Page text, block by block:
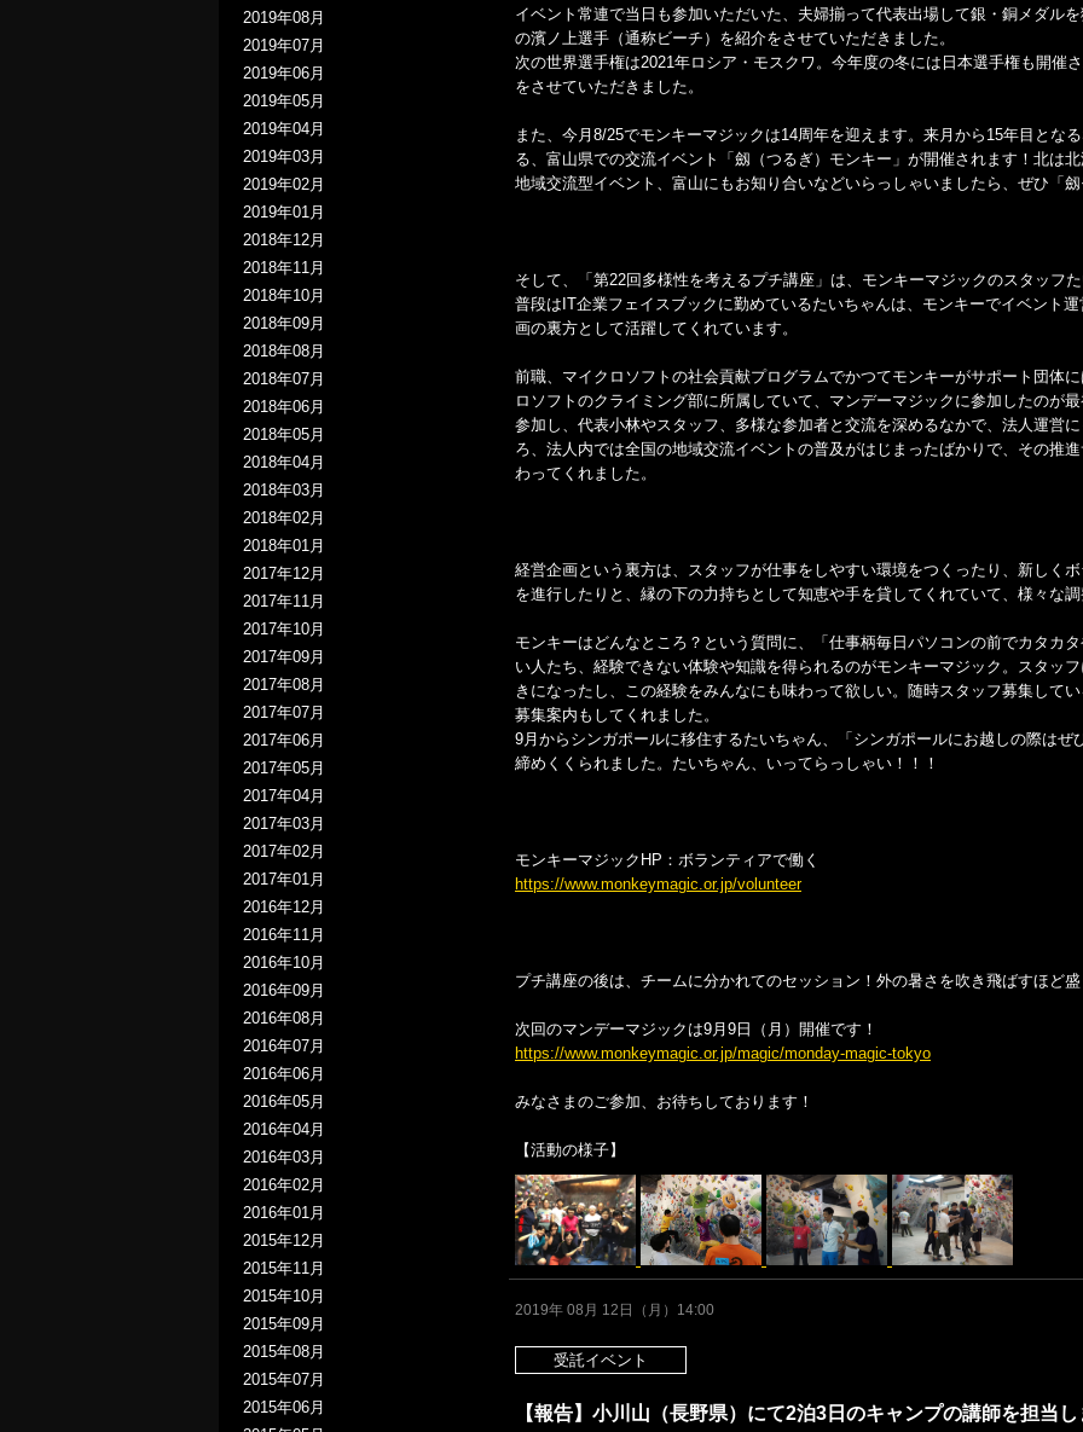
2019年08月
2019年07月
2019年06月
2019年05月
2019年04月
2019年03月
2019年02月
2019年01月
2018年12月
2018年11月
2018年10月
2018年09月
2018年08月
2018年07月
2018年06月
2018年05月
2018年04月
2018年03月
2018年02月
2018年01月
2017年12月
2017年11月
2017年10月
2017年09月
2017年08月
2017年07月
2017年06月
2017年05月
2017年04月
2017年03月
2017年02月
2017年01月
2016年12月
2016年11月
2016年10月
2016年09月
2016年08月
2016年07月
2016年06月
2016年05月
2016年04月
2016年03月
2016年02月
2016年01月
2015年12月
2015年11月
2015年10月
2015年09月
2015年08月
2015年07月
2015年06月
イベント常連で当日も参加いただいた、夫婦揃って代表出場して銀・銅メダル
の濱ノ上選手（通称ビーチ）を紹介をさせていただきました。
次の世界選手権は2021年ロシア・モスクワ。今年度の冬には日本選手権も開催
をさせていただきました。
また、今月8/25でモンキーマジックは14周年を迎えます。来月から15年目とな
る、富山県での交流イベント「劔（つるぎ）モンキー」が開催されます！北は
地域交流型イベント、富山にもお知り合いなどいらっしゃいましたら、ぜひ「
そして、「第22回多様性を考えるプチ講座」は、モンキーマジックのスタッフた
普段はIT企業フェイスブックに勤めているたいちゃんは、モンキーでイベント
画の裏方として活躍してくれています。
前職、マイクロソフトの社会貢献プログラムでかつてモンキーがサポート団体
ロソフトのクライミング部に所属していて、マンデーマジックに参加したのが
参加し、代表小林やスタッフ、多様な参加者と交流を深めるなかで、法人運営
ろ、法人内では全国の地域交流イベントの普及がはじまったばかりで、その推
わってくれました。
経営企画という裏方は、スタッフが仕事をしやすい環境をつくったり、新しく
を進行したりと、縁の下の力持ちとして知恵や手を貸してくれていて、様々な調
モンキーはどんなところ？という質問に、「仕事柄毎日パソコンの前でカタカ
い人たち、経験できない体験や知識を得られるのがモンキーマジック。スタッ
きになったし、この経験をみんなにも味わって欲しい。随時スタッフ募集して
募集案内もしてくれました。
9月からシンガポールに移住するたいちゃん、「シンガポールにお越しの際はぜ
締めくくられました。たいちゃん、いってらっしゃい！！！
モンキーマジックHP：ボランティアで働く
https://www.monkeymagic.or.jp/volunteer
プチ講座の後は、チームに分かれてのセッション！外の暑さを吹き飛ばすほど
次回のマンデーマジックは9月9日（月）開催です！
https://www.monkeymagic.or.jp/magic/monday-magic-tokyo
みなさまのご参加、お待ちしております！
【活動の様子】
2019年 08月 12日（月）14:00
受託イベント
【報告】小川山（長野県）にて2泊3日のキャンプの講師を担当し